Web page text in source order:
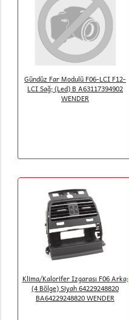
Gündüz Far Modulü F06-LCI F12-
LCI Sağ; (Led) B A63117394902
WENDER
Klima/Kalorifer Izgarası F06 Arka;
(4 Bölge) Siyah 64229248820
BA64229248820 WENDER